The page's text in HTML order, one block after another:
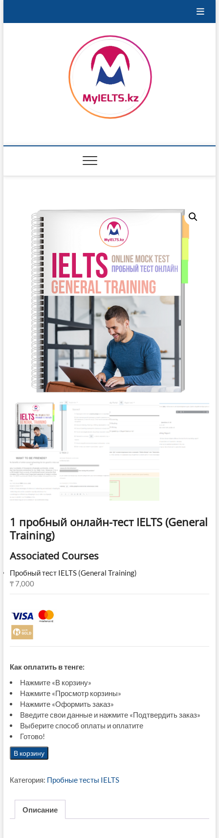
MyIELTS.kz
1 пробный онлайн-тест IELTS (General
Training)
Associated Courses
Пробный тест IELTS (General Training)
₸7,000
Как оплатить в тенге:
Нажмите «В корзину»
Нажмите «Просмотр корзины»
Нажмите «Оформить заказ»
Введите свои данные и нажмите «Подтвердить заказ»
Выберите способ оплаты и оплатите
Готово!
Количество
товара
пробный
В корзину
Категория: Пробные тесты IELTS
Описание